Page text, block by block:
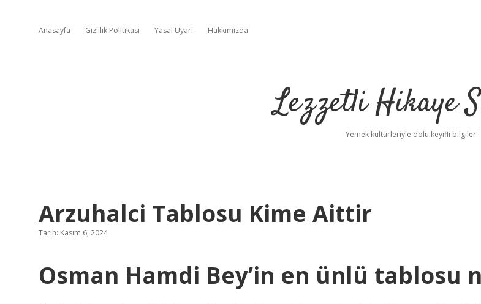
Anasayfa Gizlilik Politikası Yasal Uyarı Hakkımızda
Lezzetli Hikaye
Yemek kültürleriyle dolu keyifli bilgiler!
Arzuhalci Tablosu Kime Aittir
Tarih: Kasım 6, 2024
Osman Hamdi Bey’in en ünlü tablosu